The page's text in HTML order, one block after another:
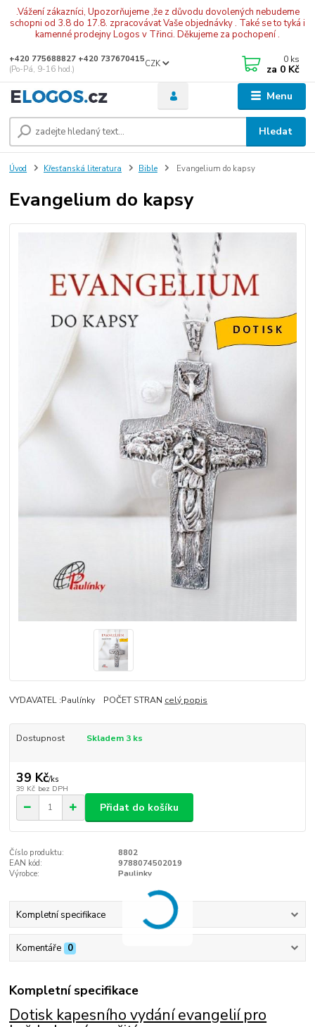
.Vážení zákazníci, Upozorňujeme ,že z důvodu dovolených nebudeme
schopni od 3.8 do 17.8. zpracovávat Vaše objednávky . Také se to tyká i
kamenné prodejny Logos v Třinci. Děkujeme za pochopení .
Menu
CZK
Hledat
+420 775688827 +420 737670415
(Po-Pá, 9-16 hod.)
0 ks
za 0 Kč
Úvod Křesťanská literatura Bible Evangelium do kapsy
Evangelium do kapsy
VYDAVATEL :Paulínky POČET STRAN celý popis
Dostupnost Skladem 3 ks
39 Kč/ks
39 Kč bez DPH
Přidat do košíku
Číslo produktu:
8802
EAN kód:
9788074502019
Výrobce:
Paulinky
Kompletní specifikace
Komentáře 0
Kompletní specifikace
Dotisk kapesního vydání evangelií pro